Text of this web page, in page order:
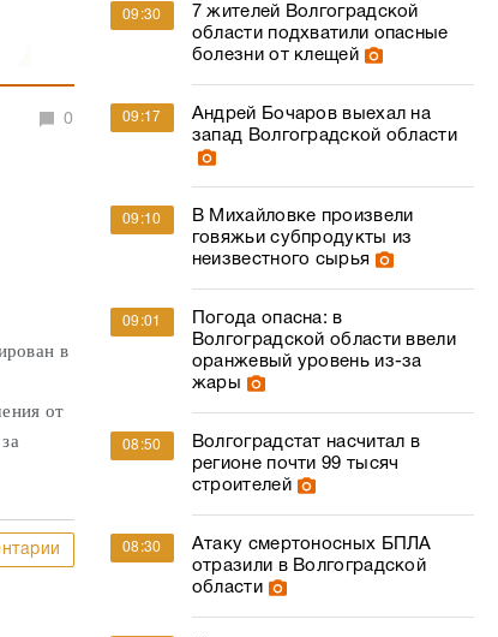
0
в
от
09:30
7 жителей Волгоградской
области подхватили опасные
болезни от клещей
09:17
Андрей Бочаров выехал на
запад Волгоградской области
09:10
В Михайловке произвели
говяжьи субпродукты из
неизвестного сырья
09:01
Погода опасна: в
Волгоградской области ввели
оранжевый уровень из-за
жары
08:50
Волгоградстат насчитал в
регионе почти 99 тысяч
строителей
08:30
Атаку смертоносных БПЛА
отразили в Волгоградской
области